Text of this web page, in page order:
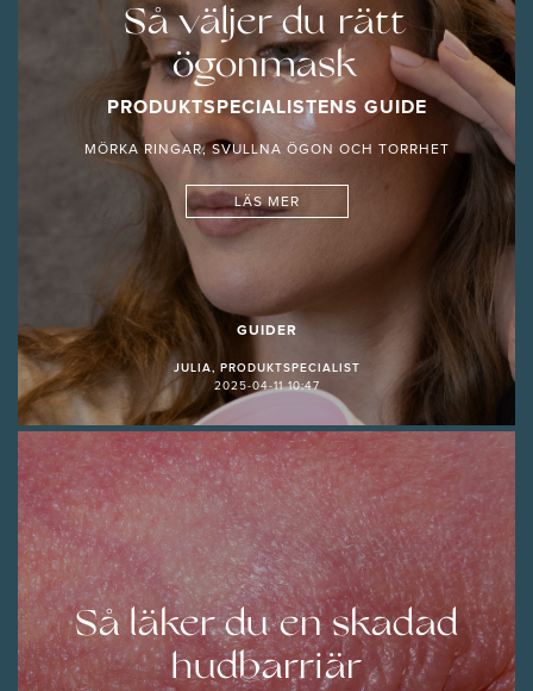
Så väljer du rätt
ögonmask
PRODUKTSPECIALISTENS GUIDE
MÖRKA RINGAR, SVULLNA ÖGON OCH TORRHET
LÄS MER
GUIDER
JULIA, PRODUKTSPECIALIST
2025-04-11 10:47
Så läker du en skadad
hudbarriär